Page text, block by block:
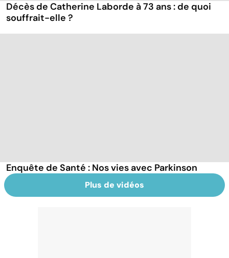
Décès de Catherine Laborde à 73 ans : de quoi
souffrait-elle ?
Enquête de Santé : Nos vies avec Parkinson
Plus de vidéos